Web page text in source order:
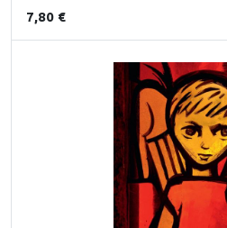
7,80 €